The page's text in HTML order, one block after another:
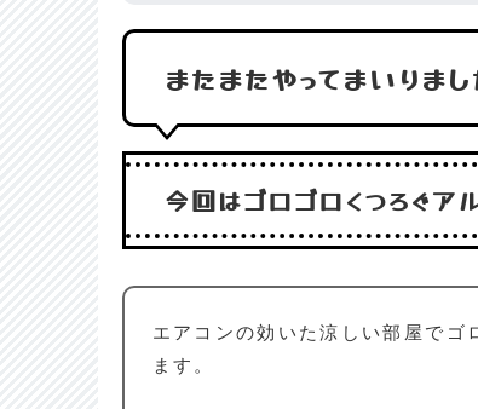
またまたやってまいりま
今回はゴロゴロくつろぐア
エアコンの効いた涼しい部屋でゴ
ます。